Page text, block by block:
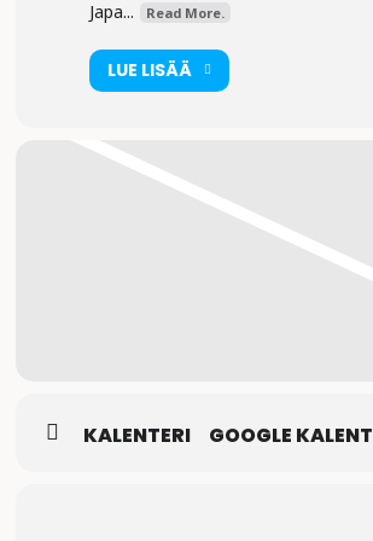
Japa... Read More.
LUE LISÄÄ
KALENTERI GOOGLE